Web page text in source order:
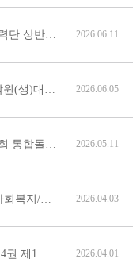
2026.06.11
2026.06.05
2026.05.11
2026.04.03
2026.04.01